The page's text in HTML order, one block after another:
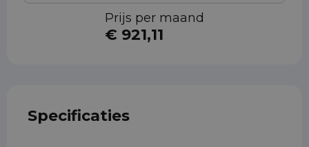
Prijs per maand
€ 921,11
Specificaties